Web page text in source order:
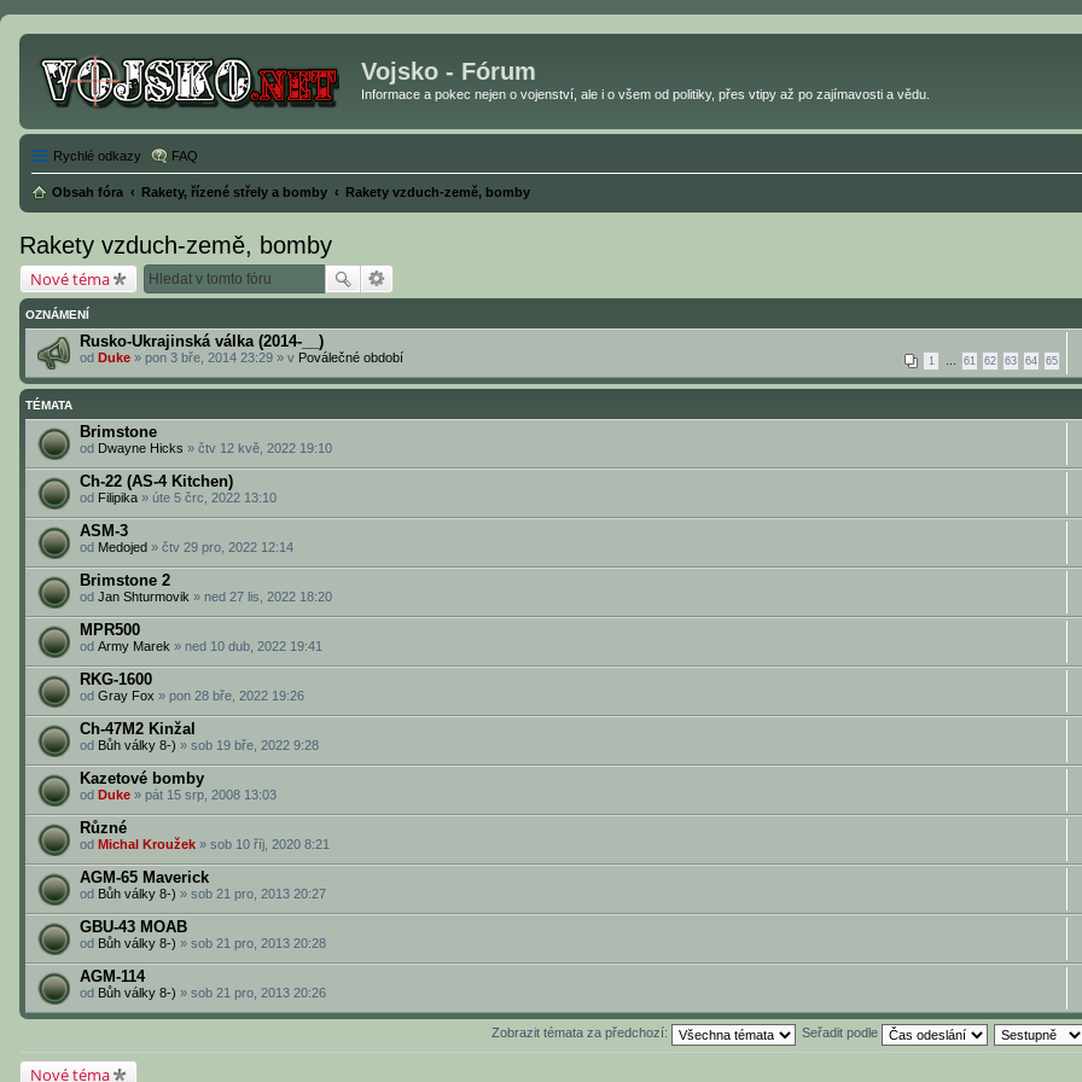
Vojsko - Fórum
Informace a pokec nejen o vojenství, ale i o všem od politiky, přes vtipy až po zajímavosti a vědu.
Rychlé odkazy FAQ
Obsah fóra Rakety, řízené střely a bomby Rakety vzduch-země, bomby
Rakety vzduch-země, bomby
Nové téma
OZNÁMENÍ
Rusko-Ukrajinská válka (2014-__)
1 61 62 63 64 65
od Duke » pon 3 bře, 2014 23:29 » v Poválečné období
TÉMATA
Brimstone
od Dwayne Hicks » čtv 12 kvě, 2022 19:10
Ch-22 (AS-4 Kitchen)
od Filipika » úte 5 črc, 2022 13:10
ASM-3
od Medojed » čtv 29 pro, 2022 12:14
Brimstone 2
od Jan Shturmovik » ned 27 lis, 2022 18:20
MPR500
od Army Marek » ned 10 dub, 2022 19:41
RKG-1600
od Gray Fox » pon 28 bře, 2022 19:26
Ch-47M2 Kinžal
od Bůh války 8-) » sob 19 bře, 2022 9:28
Kazetové bomby
od Duke » pát 15 srp, 2008 13:03
Různé
od Michal Kroužek » sob 10 říj, 2020 8:21
AGM-65 Maverick
od Bůh války 8-) » sob 21 pro, 2013 20:27
GBU-43 MOAB
od Bůh války 8-) » sob 21 pro, 2013 20:28
AGM-114
od Bůh války 8-) » sob 21 pro, 2013 20:26
Zobrazit témata za předchozí: Seřadit podle
Nové téma